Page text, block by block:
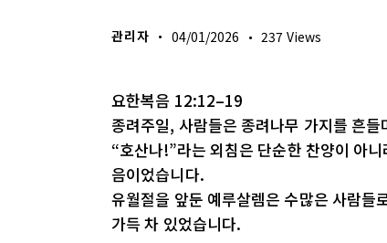
관리자 04/01/2026 237 Views
요한복음 12:12–19
종려주일, 사람들은 종려나무 가지를 흔
“호산나!”라는 외침은 단순한 찬양이 아
음이었습니다.
유월절을 앞둔 예루살렘은 수많은 사람들
가득 차 있었습니다.